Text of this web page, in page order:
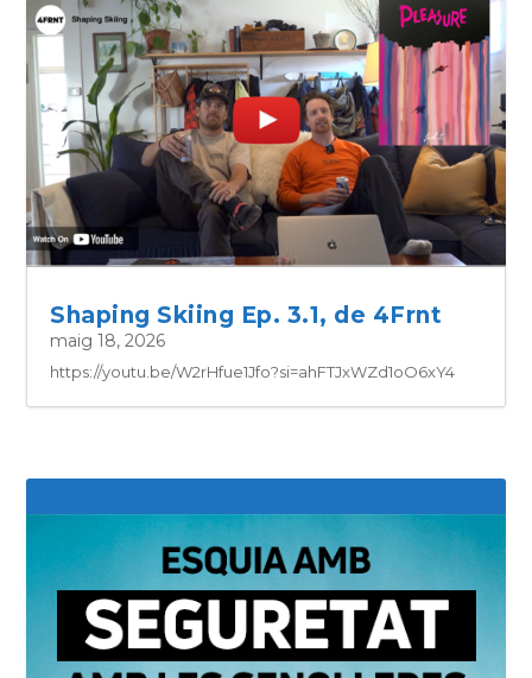
Shaping Skiing Ep. 3.1, de 4Frnt
maig 18, 2026
https://youtu.be/W2rHfue1Jfo?si=ahFTJxWZd1oO6xY4